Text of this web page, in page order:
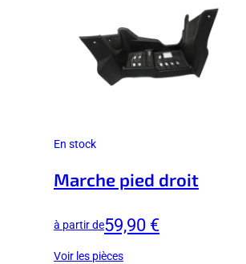
En stock
Marche pied droit
à partir de59,90 €
Voir les pièces